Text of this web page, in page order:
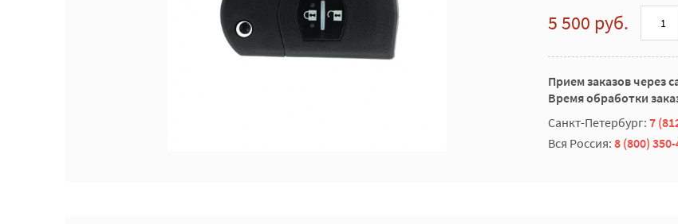
5 500 руб.
Прием заказов через
Время обработки
Санкт-Петербург: 7
Вся Россия: 8 (800)